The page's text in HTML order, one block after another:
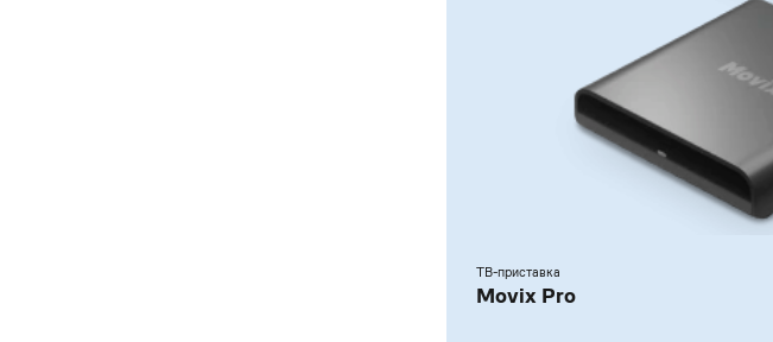
ТВ-приставка
Movix Pro